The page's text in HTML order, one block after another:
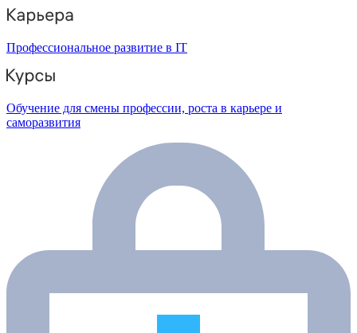
Профессиональное развитие в IT
Обучение для смены профессии, роста в карьере и
саморазвития